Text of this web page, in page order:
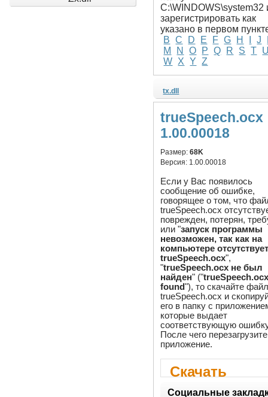
C:\WINDOWS\system32
зарегистрировать как
указано в первом
B
C D E F G H J
M
N O P Q R S T
W X Y Z
tx.dll
trueSpeech.ocx
1.00.00018
Размер:68K
Версия: 1.00.00018
Если у Вас появилось
сообщение об ошибке,
говорящее о том, что
trueSpeech.ocx
поврежден, потерян,
или "запуск программы
невозможен, так как на
компьютере
trueSpeech.ocx",
"trueSpeech.ocx не был
найден" ("
found"), то скачайте
trueSpeech.ocx и
его в папку с
которые выдает
соответствующую
После чего перезагрузите
приложение.
Скачать
Социальные